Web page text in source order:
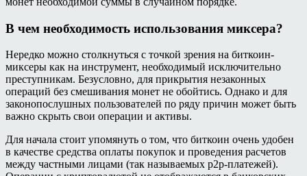
В чем необходимость использования миксера?
Нередко можно столкнуться с точкой зрения на биткоин-
миксеры как на инструмент, необходимый исключительно
преступникам. Безусловно, для прикрытия незаконных
операций без смешивания монет не обойтись. Однако и для
законопослушных пользователей по ряду причин может быть
важно скрыть свои операции и активы.
Для начала стоит упомянуть о том, что биткоин очень удобен
в качестве средства оплаты покупок и проведения расчетов
между частными лицами (так называемых p2p-платежей).